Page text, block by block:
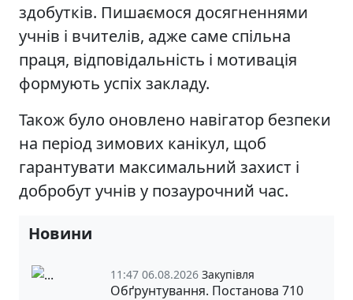
здобутків. Пишаємося досягненнями
учнів і вчителів, адже саме спільна
праця, відповідальність і мотивація
формують успіх закладу.
Також було оновлено навігатор безпеки
на період зимових канікул, щоб
гарантувати максимальний захист і
добробут учнів у позаурочний час.
Новини
11:47 06.08.2026 Закупівля
Обґрунтування. Постанова 710